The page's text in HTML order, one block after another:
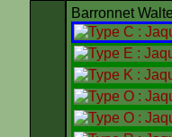
Barronnet